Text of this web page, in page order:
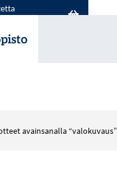
avainsanalla “valokuvaus”